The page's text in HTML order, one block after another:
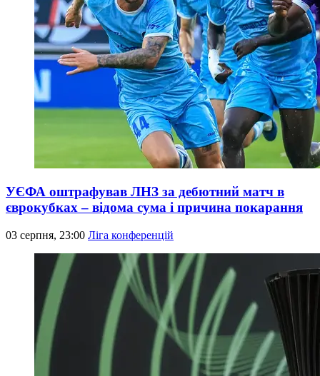
УЄФА оштрафував ЛНЗ за дебютний матч в
єврокубках – відома сума і причина покарання
03 серпня, 23:00 Ліга конференцій